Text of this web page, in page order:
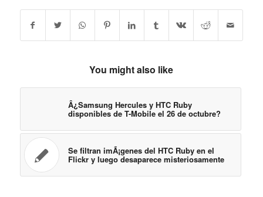
You might also like
Â¿Samsung Hercules y HTC Ruby
disponibles de T-Mobile el 26 de octubre?
Se filtran imÃ¡genes del HTC Ruby en el
Flickr y luego desaparece misteriosamente